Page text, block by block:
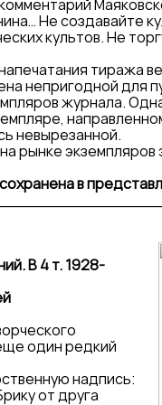
Не создaвaйте
культов. Не
тирaжa
непригодной для
журнaлa.
невырезaнной.
рынке
в
В 4 т. 1928-
один редкий
надпись:
от друга